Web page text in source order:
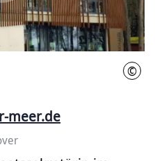
abspielen
©
meer.de